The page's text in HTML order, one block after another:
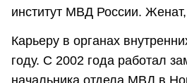
институт МВД России.
Карьеру в органах
году. С 2002 года работал